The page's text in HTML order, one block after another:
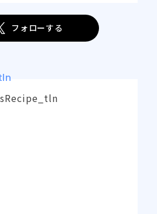
フォローする